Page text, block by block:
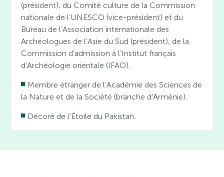
(président), du Comité culture de la Commission
nationale de l’UNESCO (vice-président) et du
Bureau de l’Association internationale des
Archéologues de l’Asie du Sud (président), de la
Commission d’admission à l’Institut français
d’Archéologie orientale (IFAO).
Membre étranger de l’Académie des Sciences de
la Nature et de la Société (branche d’Arménie).
Décoré de l’Étoile du Pakistan.